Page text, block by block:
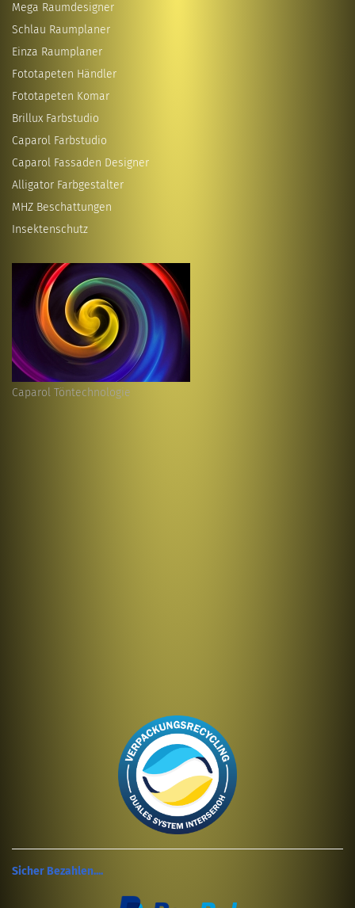
Mega Raumdesigner
Schlau Raumplaner
Einza Raumplaner
Fototapeten Händler
Fototapeten Komar
Brillux Farbstudio
Caparol Farbstudio
Caparol Fassaden Designer
Alligator Farbgestalter
MHZ Beschattungen
Insektenschutz
Caparol Töntechnologie
Sicher Bezahlen....